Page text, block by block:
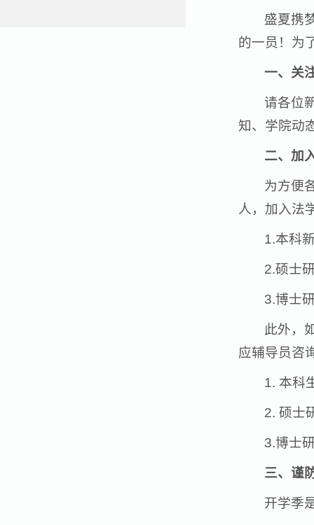
盛夏携
的一员！为
一、关
请各位
知、学院动
二、加
为方便
人，加入法
1.本科
2.硕士
3.博士
此外，
应辅导员咨
1. 本科
2. 硕士
3.博士
三、谨
开学季